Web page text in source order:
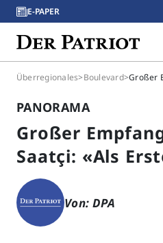
E-PAPER
Überregionales>Boulevard>
PANORAMA
Großer
Saatçi: «Als
Von: DPA